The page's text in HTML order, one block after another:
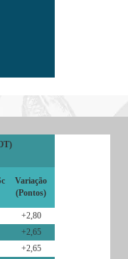
Variação
(Pontos)
+2,80
+2,65
+2,65